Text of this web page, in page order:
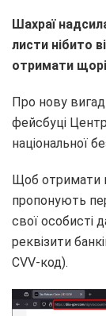
Шахраї
листи нібито
отримати
Про нову
фейсбуці
національної
Щоб отримати
пропонують
свої особисті
реквізити
CVV-код).